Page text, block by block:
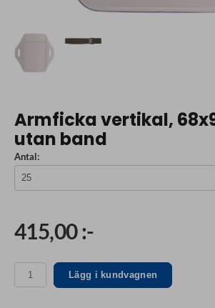
Armficka vertikal,
utan band
Antal:
415,00 :-
Lägg i kundvagnen